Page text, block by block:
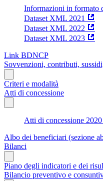
Informazioni in formato
Dataset XML 2021
Dataset XML 2022
Dataset XML 2023
Link BDNCP
Sovvenzioni, contributi,
Criteri e modalità
Atti di concessione
Atti di concessione
Albo dei beneficiari (sezione
Bilanci
Piano degli indicatori e dei
Bilancio preventivo e